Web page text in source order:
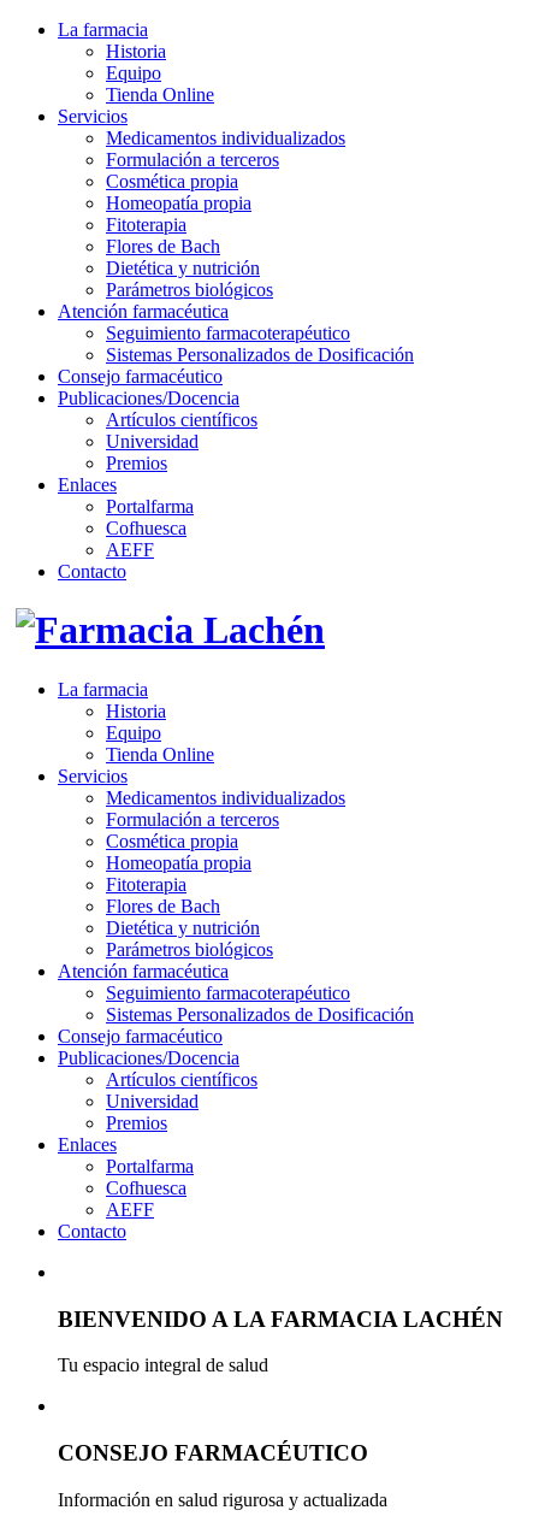
La farmacia
Historia
Equipo
Tienda Online
Servicios
Medicamentos individualizados
Formulación a terceros
Cosmética propia
Homeopatía propia
Fitoterapia
Flores de Bach
Dietética y nutrición
Parámetros biológicos
Atención farmacéutica
Seguimiento farmacoterapéutico
Sistemas Personalizados de Dosificación
Consejo farmacéutico
Publicaciones/Docencia
Artículos científicos
Universidad
Premios
Enlaces
Portalfarma
Cofhuesca
AEFF
Contacto
La farmacia
Historia
Equipo
Tienda Online
Servicios
Medicamentos individualizados
Formulación a terceros
Cosmética propia
Homeopatía propia
Fitoterapia
Flores de Bach
Dietética y nutrición
Parámetros biológicos
Atención farmacéutica
Seguimiento farmacoterapéutico
Sistemas Personalizados de Dosificación
Consejo farmacéutico
Publicaciones/Docencia
Artículos científicos
Universidad
Premios
Enlaces
Portalfarma
Cofhuesca
AEFF
Contacto
BIENVENIDO A LA FARMACIA LACHÉN
Tu espacio integral de salud
CONSEJO FARMACÉUTICO
Información en salud rigurosa y actualizada